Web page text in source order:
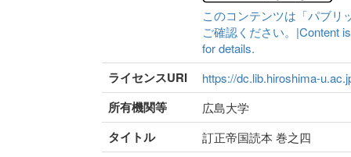
このコンテンツは「パブリ
ご確認ください。|Content
for details.
ライセンスURI https://dc.lib.hiroshima-
所有機関等 広島大学
タイトル 訂正帝国読本 巻之四